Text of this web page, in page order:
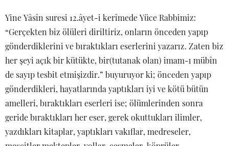
Yine Yâsîn suresi 12.âyet-i kerîmede Yüce Rabbimiz:
“Gerçekten biz ölüleri diriltiriz, onların önceden yapıp
gönderdiklerini ve bıraktıkları eserlerini yazarız. Zaten biz
her şeyi açık bir kütükte, bir(tutanak olan) imam-ı mübîn
de sayıp tesbit etmişizdir.” buyuruyor ki; önceden yapıp
gönderdikleri, hayatlarında yaptıkları iyi ve kötü bütün
amelleri, bıraktıkları eserleri ise; ölümlerinden sonra
geride bıraktıkları her eser, gerek okuttukları ilimler,
yazdıkları kitaplar, yaptıkları vakıflar, medreseler,